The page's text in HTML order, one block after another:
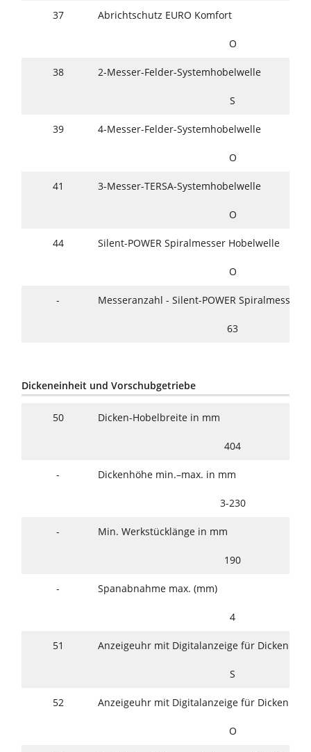
37 Abrichtschutz EURO Komfort
O
38 2-Messer-Felder-Systemhobelwelle
S
39 4-Messer-Felder-Systemhobelwelle
O
41 3-Messer-TERSA-Systemhobelwelle
O
44 Silent-POWER Spiralmesser Hobelwelle
O
- Messeranzahl - Silent-POWER Spiralmesser
63
Dickeneinheit und Vorschubgetriebe
50 Dicken-Hobelbreite in mm
404
- Dickenhöhe min.–max. in mm
3-230
- Min. Werkstücklänge in mm
190
- Spanabnahme max. (mm)
4
51 Anzeigeuhr mit Digitalanzeige für
S
52 Anzeigeuhr mit Digitalanzeige für
O